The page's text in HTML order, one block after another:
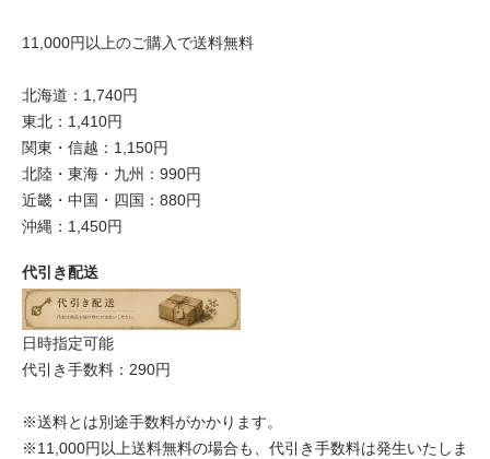
11,000円以上のご購入で送料無料
北海道：1,740円
東北：1,410円
関東・信越：1,150円
北陸・東海・九州：990円
近畿・中国・四国：880円
沖縄：1,450円
代引き配送
日時指定可能
代引き手数料：290円
※送料とは別途手数料がかかります。
※11,000円以上送料無料の場合も、代引き手数料は発生いたしま